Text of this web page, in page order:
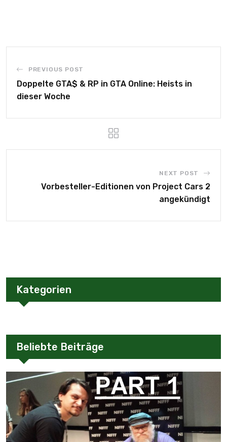
PREVIOUS POST
Doppelte GTA$ & RP in GTA Online: Heists in
dieser Woche
NEXT POST
Vorbesteller-Editionen von Project Cars 2
angekündigt
Kategorien
Beliebte Beiträge